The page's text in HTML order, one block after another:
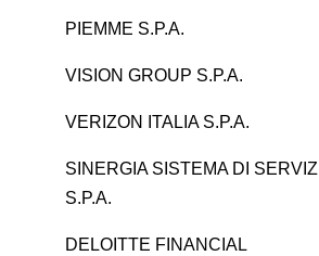
PIEMME S.P.A.
VISION GROUP S.P.A.
VERIZON ITALIA S.P.A.
SINERGIA SISTEMA DI SERVIZI
S.P.A.
DELOITTE FINANCIAL